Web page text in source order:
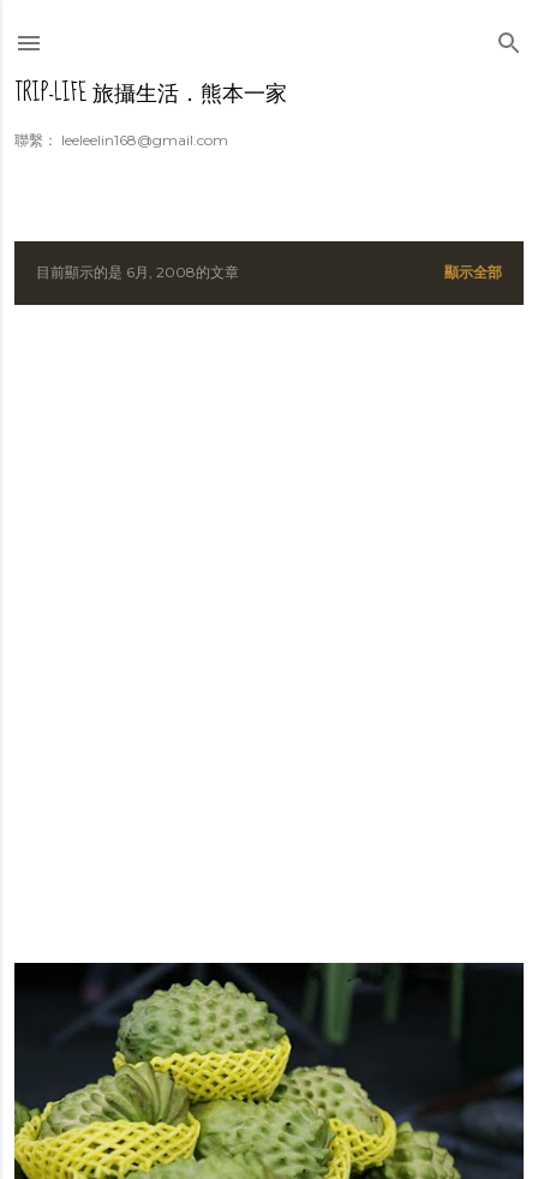
TRIP-LIFE 旅攝生活．熊本一家
聯繫： leeleelin168@gmail.com
發目前顯示的是 6月, 2008的文章 顯示全部